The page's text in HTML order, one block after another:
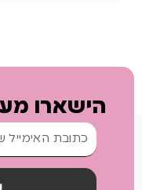
הישארו